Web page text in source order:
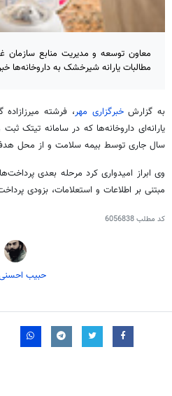
معاون توسعه و مدیریت منابع سازمان
مطالبات یارانه شیرخشک به داروخانه‌ها
به گزارشخبرگزاری مهر، فرشته
یارانه‌ای داروخانه‌ها که در سامانه تیتکثبت
سال جاری توسط بیمه سلامت و از محل
مبتنی بر اطلاعات و استعلامات، بزودی
کد مطلب6056838
حبیب